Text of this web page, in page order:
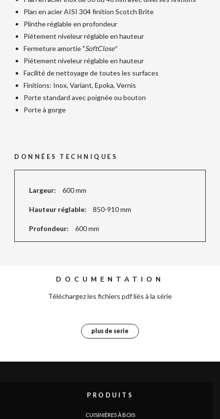
Plan en acier AISI 304 finition Scotch Brite
Plinthe réglable en profondeur
Piétement niveleur réglable en hauteur
Fermeture amortie "SoftClose"
Piétement niveleur réglable en hauteur
Facilité de nettoyage de toutes les surfaces
Finitions: Inox, Variant, Epoka, Vernis
Porte standard avec poignée ou bouton
Porte à gorge
DONNÉES TECHNIQUES
Largeur: 600 mm
Hauteur réglable: 850-910 mm
Profondeur: 600 mm
DOCUMENTATION
Téléchargez les fichiers pdf liés à la série
plus de serie
PRODUITS
CUISINIÈRES À BOIS